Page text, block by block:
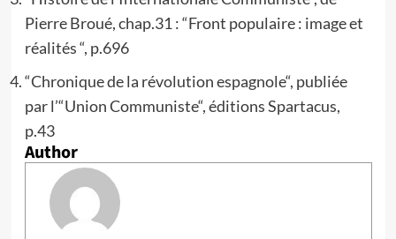
Pierre Broué, chap.31 : “Front populaire : image et
réalités “, p.696
“Chronique de la révolution espagnole“, publiée
par l’“Union Communiste“, éditions Spartacus,
p.43
Author